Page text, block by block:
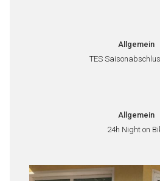
Allgemein
TES
Allgemein
24h Night on